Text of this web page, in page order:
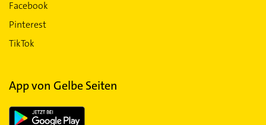
Facebook
Pinterest
TikTok
App von Gelbe Seiten